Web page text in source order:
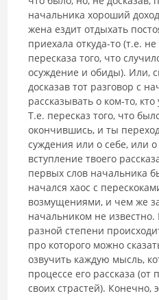
начальника хороший
жена ездит отдыхать
приехала откуда-то (т.е.
пересказа того, что
осуждение и обиды). Или,
досказав тот разговор с
рассказывать о ком-то,
Т.е. пересказ того, что
окончившись, и ты
суждения или о себе, или
вступление твоего
первых слов начальника
начался хаос с
возмущениями, и чем же
начальником не
разной степени
про которого можно
озвучить каждую мысль,
процессе его рассказа (от
своих страстей). Конечно,